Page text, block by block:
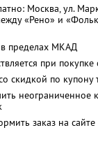
Москва, ул.
«Рено» и
в пределах МКАД
при
скидкой по
неограниченное
заказ на